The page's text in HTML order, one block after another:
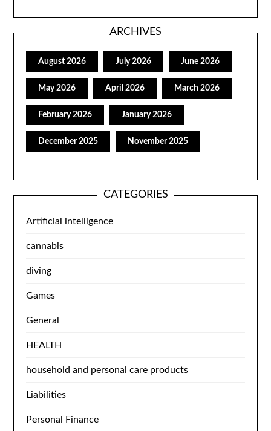
ARCHIVES
August 2026 July 2026 June 2026
May 2026 April 2026 March 2026
February 2026 January 2026
December 2025 November 2025
CATEGORIES
Artificial intelligence
cannabis
diving
Games
General
HEALTH
household and personal care products
Liabilities
Personal Finance